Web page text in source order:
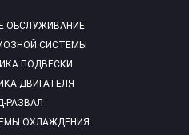
ОБСЛУЖИВАНИЕ
СИСТЕМЫ
ПОДВЕСКИ
ДВИГАТЕЛЯ
РАЗВАЛ
ОХЛАЖДЕНИЯ